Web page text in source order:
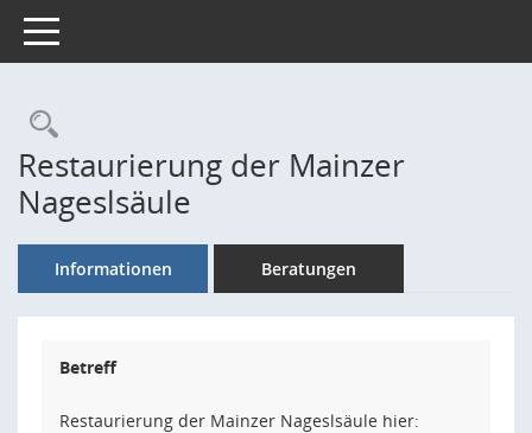
Toggle navigation
Rechercheauswahl
Restaurierung der Mainzer
Nageslsäule
Informationen Beratungen
Betreff
Restaurierung der Mainzer Nageslsäule hier: